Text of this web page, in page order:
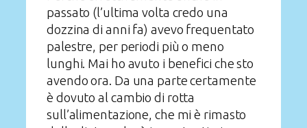
passato (l’ultima volta credo una
dozzina di anni fa) avevo frequentato
palestre, per periodi più o meno
lunghi. Mai ho avuto i benefici che sto
avendo ora. Da una parte certamente
è dovuto al cambio di rotta
sull’alimentazione, che mi è rimasto